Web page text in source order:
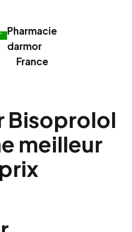
Pharmacie
darmor
France
Bisoprolol
meilleur
prix